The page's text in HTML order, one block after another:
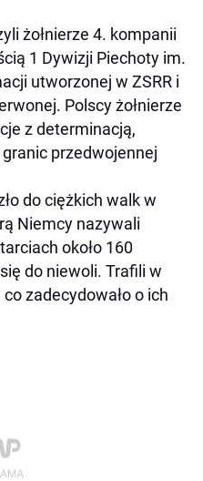
żołnierze 4. kompanii
1 Dywizji Piechoty im.
utworzonej w ZSRR i
Polscy żołnierze
z determinacją,
przedwojennej
do ciężkich walk w
Niemcy nazywali
około 160
do niewoli. Trafili w
zadecydowało o ich